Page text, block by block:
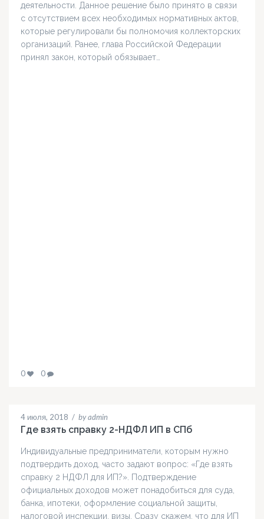
деятельности. Данное решение было принято в связи
с отсутствием всех необходимых нормативных актов,
которые регулировали бы полномочия коллекторских
организаций. Ранее, глава Российской Федерации
принял закон, который обязывает…
0 0
4 июля, 2018 / by admin
Где взять справку 2-НДФЛ ИП в СПб
Индивидуальные предприниматели, которым нужно
подтвердить доход, часто задают вопрос: «Где взять
справку 2 НДФЛ для ИП?». Подтверждение
официальных доходов может понадобиться для суда,
банка, ипотеки, оформление социальной защиты,
налоговой инспекции, визы. Сразу скажем, что для ИП